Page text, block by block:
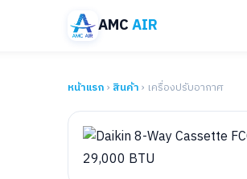
AMCAIR
หน้าแรก› สินค้า› เครื่องปรับอากาศ